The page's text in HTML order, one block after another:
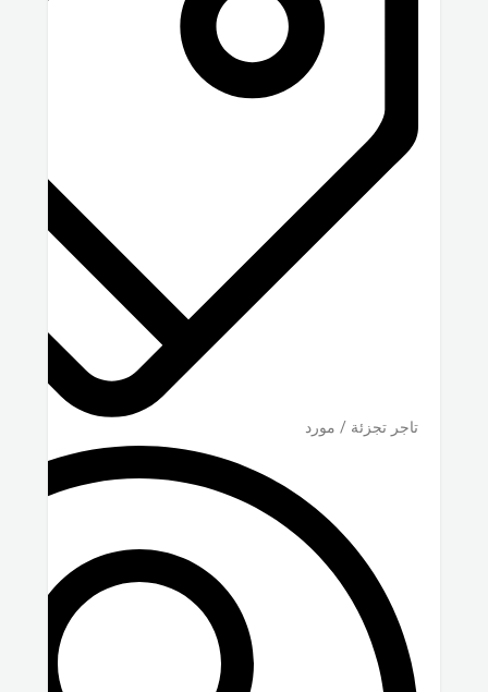
تاجر تجزئة / مورد